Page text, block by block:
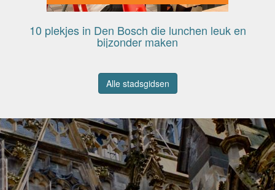
10 plekjes in Den Bosch die lunchen leuk en
bijzonder maken
Alle stadsgidsen